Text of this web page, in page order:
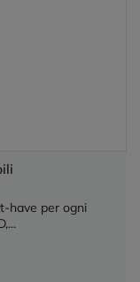
have per ogni